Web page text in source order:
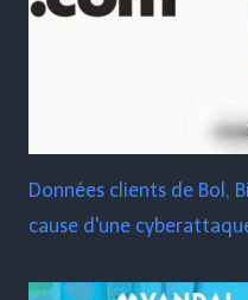
Données clients de Bol,
cause d'une